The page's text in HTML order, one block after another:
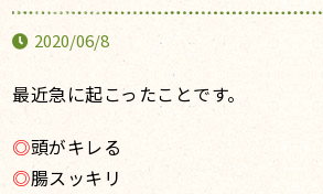
2020/06/8
最近急に起こったことです。
◎頭がキレる
◎腸スッキリ